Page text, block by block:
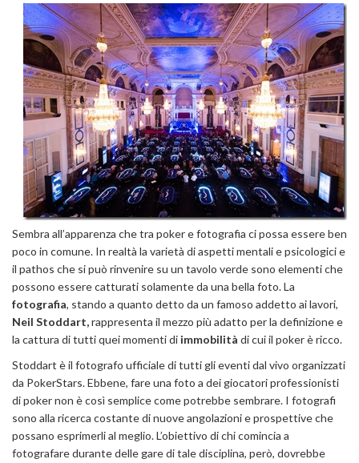
Sembra all’apparenza che tra poker e fotografia ci possa essere ben
poco in comune. In realtà la varietà di aspetti mentali e psicologici e
il pathos che si può rinvenire su un tavolo verde sono elementi che
possono essere catturati solamente da una bella foto. La
fotografia, stando a quanto detto da un famoso addetto ai lavori,
Neil Stoddart,rappresenta il mezzo più adatto per la definizione e
la cattura di tutti quei momenti di immobilità di cui il poker è ricco.
Stoddart è il fotografo ufficiale di tutti gli eventi dal vivo organizzati
da PokerStars. Ebbene, fare una foto a dei giocatori professionisti
di poker non è così semplice come potrebbe sembrare. I fotografi
sono alla ricerca costante di nuove angolazioni e prospettive che
possano esprimerli al meglio. L’obiettivo di chi comincia a
fotografare durante delle gare di tale disciplina, però, dovrebbe